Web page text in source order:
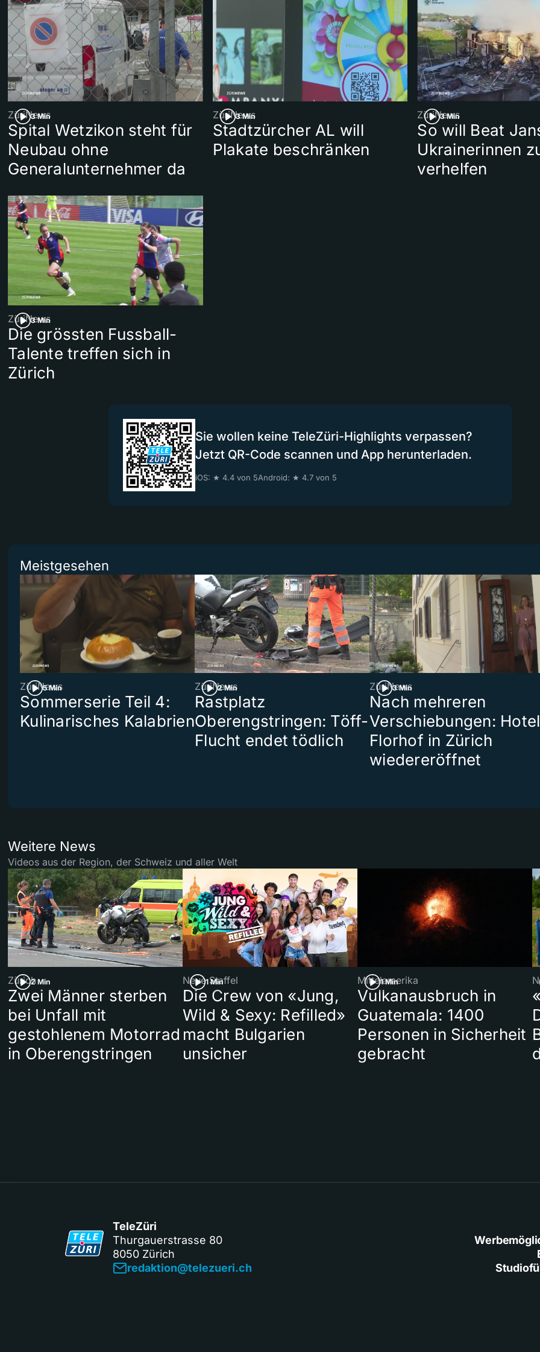
3 Min
ZüriNews
Spital Wetzikon steht für
Neubau ohne
Generalunternehmer da
3 Min
ZüriNews
Stadtzürcher AL will
Plakate beschränken
3 Min
ZüriNews
So will Beat
Ukrainerinnen
verhelfen
3 Min
ZüriNews
Die grössten Fussball-
Talente treffen sich in
Zürich
Sie wollen keine TeleZüri-Highlights verpassen?
Jetzt QR-Code scannen und App herunterladen.
iOS: ★ 4.4 von 5Android: ★ 4.7 von 5
Meistgesehen
5 Min
ZüriNews
Sommerserie Teil 4:
Kulinarisches Kalabrien
2 Min
ZüriNews
Rastplatz
Oberengstringen: Töff-
Flucht endet tödlich
3 Min
ZüriNews
Nach mehreren
Verschiebungen: Hotel
Florhof in Zürich
wiedereröffnet
Weitere News
Videos aus der Region, der Schweiz und aller Welt
2 Min
Zürich
Zwei Männer sterben
bei Unfall mit
gestohlenem Motorrad
in Oberengstringen
1 Min
Neue Staffel
Die Crew von «Jung,
Wild & Sexy: Refilled»
macht Bulgarien
unsicher
1 Min
Mittelamerika
Vulkanausbruch in
Guatemala: 1400
Personen in Sicherheit
gebracht
TeleZüri
Thurgauerstrasse 80
8050 Zürich
redaktion@telezueri.ch